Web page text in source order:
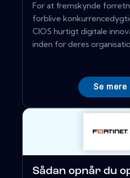
For at fremskynde
forblive
CIOS hurtigt digitale
inden for deres
Se mere
Sådan opnår du